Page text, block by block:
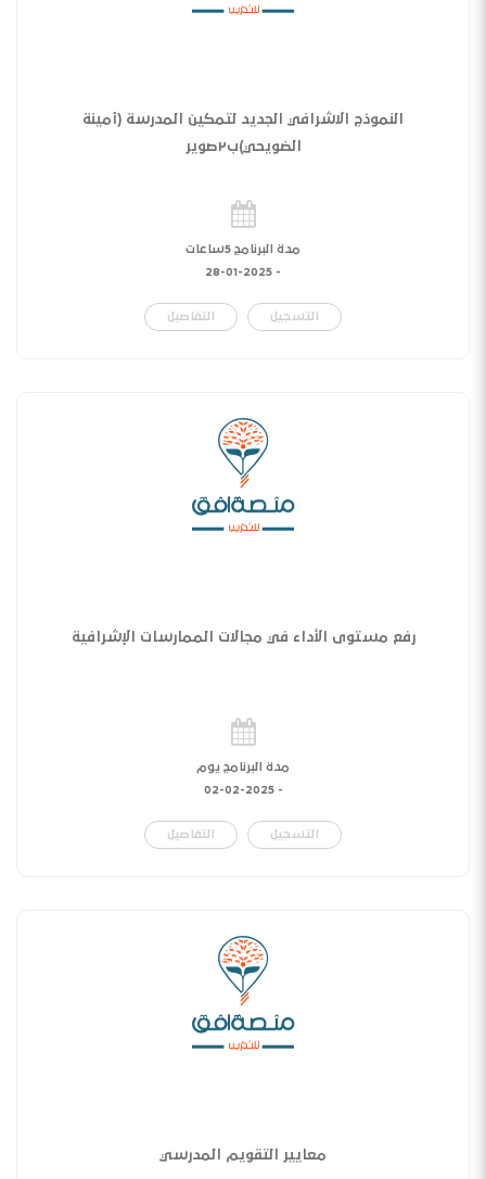
النموذج الاشرافي الجديد لتمكين المدرسة (أمينة
الضويحي)ب٢صوير
مدة البرنامج 5ساعات
-
28-01-2025
التسجيل التفاصيل
رفع مستوى الأداء في مجالات الممارسات الإشرافية
مدة البرنامج يوم
-
02-02-2025
التسجيل التفاصيل
معايير التقويم المدرسي